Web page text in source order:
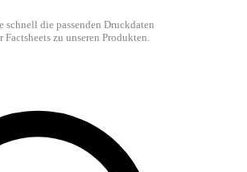
schnell die passenden Druckdaten
Factsheets zu unseren Produkten.